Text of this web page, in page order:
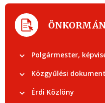
Polgármester,
Közgyűlési
Érdi Közlöny